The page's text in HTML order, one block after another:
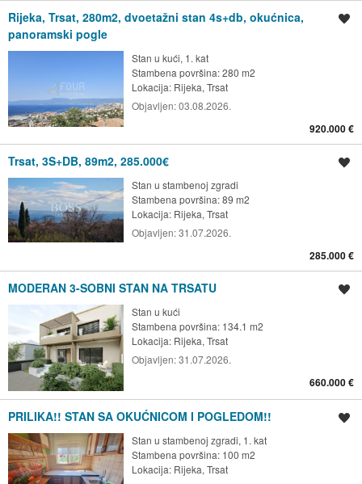
Rijeka, Trsat, 280m2, dvoetažni stan 4s+db, okućnica,
panoramski pogle
Stan u kući, 1. kat
Stambena površina: 280 m2
Lokacija: Rijeka, Trsat
Objavljen:03.08.2026.
920.000 €
Trsat, 3S+DB, 89m2, 285.000€
Stan u stambenoj zgradi
Stambena površina: 89 m2
Lokacija: Rijeka, Trsat
Objavljen:31.07.2026.
285.000 €
MODERAN 3-SOBNI STAN NA TRSATU
Stan u kući
Stambena površina: 134.1 m2
Lokacija: Rijeka, Trsat
Objavljen:31.07.2026.
660.000 €
PRILIKA!! STAN SA OKUĆNICOM I POGLEDOM!!
Stan u stambenoj zgradi, 1. kat
Stambena površina: 100 m2
Lokacija: Rijeka, Trsat